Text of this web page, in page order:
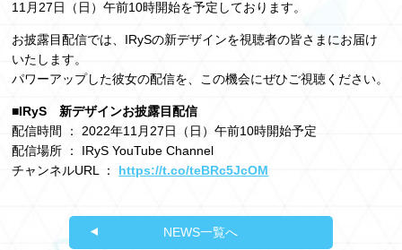
11月27日（日）午前10時開始を予定しております。
お披露目配信では、IRySの新デザインを視聴者の皆さまにお届け
いたします。
パワーアップした彼女の配信を、この機会にぜひご視聴ください。
■IRyS 新デザインお披露目配信
配信時間 ： 2022年11月27日（日）午前10時開始予定
配信場所 ： IRyS YouTube Channel
チャンネルURL ： https://t.co/teBRc5JcOM
NEWS一覧へ